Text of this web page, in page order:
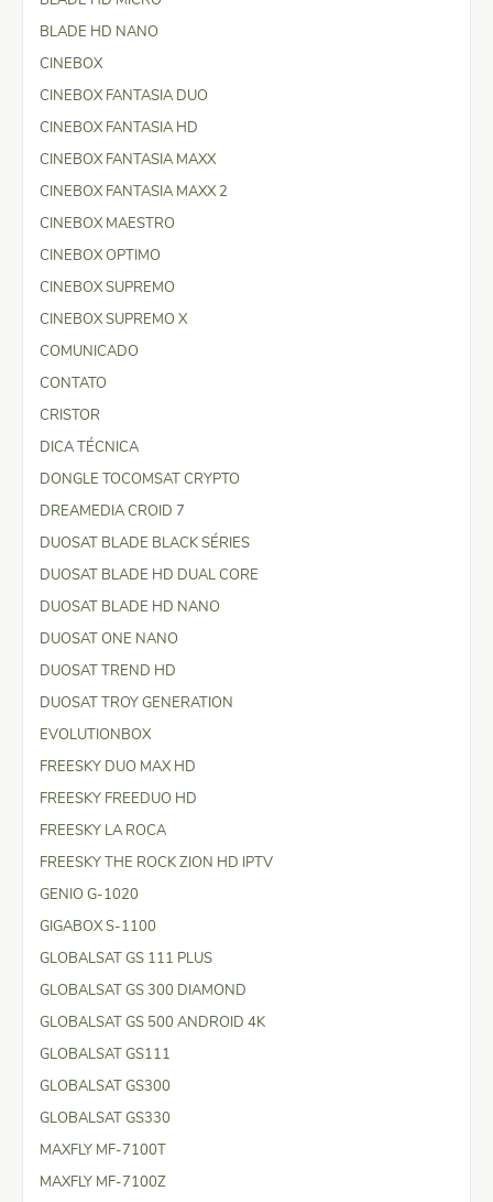
BLADE HD NANO
CINEBOX
CINEBOX FANTASIA DUO
CINEBOX FANTASIA HD
CINEBOX FANTASIA MAXX
CINEBOX FANTASIA MAXX 2
CINEBOX MAESTRO
CINEBOX OPTIMO
CINEBOX SUPREMO
CINEBOX SUPREMO X
COMUNICADO
CONTATO
CRISTOR
DICA TÉCNICA
DONGLE TOCOMSAT CRYPTO
DREAMEDIA CROID 7
DUOSAT BLADE BLACK SÉRIES
DUOSAT BLADE HD DUAL CORE
DUOSAT BLADE HD NANO
DUOSAT ONE NANO
DUOSAT TREND HD
DUOSAT TROY GENERATION
EVOLUTIONBOX
FREESKY DUO MAX HD
FREESKY FREEDUO HD
FREESKY LA ROCA
FREESKY THE ROCK ZION HD IPTV
GENIO G-1020
GIGABOX S-1100
GLOBALSAT GS 111 PLUS
GLOBALSAT GS 300 DIAMOND
GLOBALSAT GS 500 ANDROID 4K
GLOBALSAT GS111
GLOBALSAT GS300
GLOBALSAT GS330
MAXFLY MF-7100T
MAXFLY MF-7100Z